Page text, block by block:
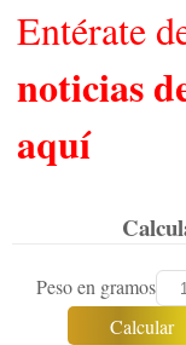
Entérate
noticias
aquí
Peso en gramos
Calcular